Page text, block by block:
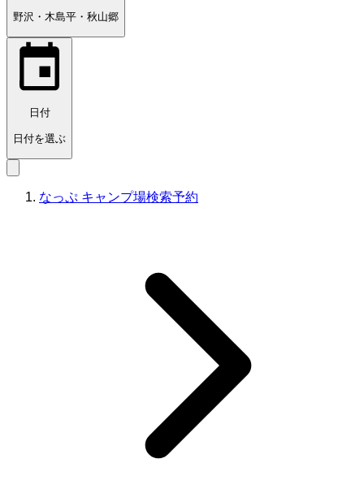
野沢・木島平・秋山郷
日付
日付を選ぶ
なっぷ キャンプ場検索予約